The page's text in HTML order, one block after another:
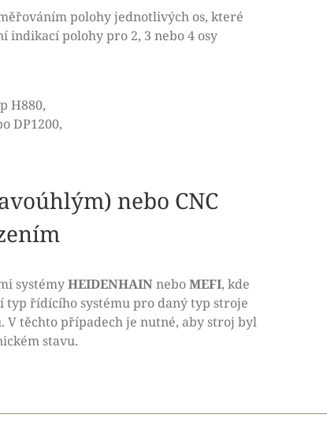
polohy jednotlivých os, které
indikací polohy pro 2, 3 nebo 4 osy
H880,
DP1200,
nebo CNC
systémyHEIDENHAIN neboMEFI, kde
typ řídícího systému pro daný typ stroje
V těchto případech je nutné, aby stroj byl
stavu.